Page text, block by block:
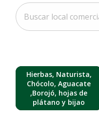
Hierbas, Naturista,
Chócolo, Aguacate
,Borojó, hojas de
plátano y bijao